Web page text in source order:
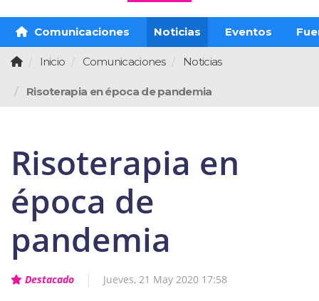
Comunicaciones Noticias Eventos
Inicio Comunicaciones Noticias
Risoterapia en época de pandemia
Risoterapia en
época de
pandemia
Destacado Jueves, 21 May 2020 17:58